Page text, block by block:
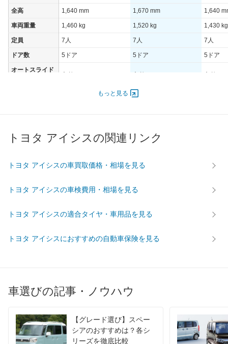
全高 1,640 mm 1,670 mm 1,640
車両重量 1,460 kg 1,520 kg 1,430 kg
定員 7人 7人 7人
ドア数 5ドア 5ドア 5ドア
オートスライド
あり あり あり
過給機 - -
前輪サイズ 195/65R15 195/65R15 195/
燃費
WLTC/郊外 - -
60km定地 -
装備オプション
もっと見る
トヨタ アイシスの関連リンク
トヨタ アイシスの車買取価格・相場を見る
トヨタ アイシスの車検費用・相場を見る
トヨタ アイシスの適合タイヤ・車用品を見る
トヨタ アイシスにおすすめの自動車保険を見る
車選びの記事・ノウハウ
【グレード選び】スペー
シアのおすすめは？各シ
リーズを徹底比較